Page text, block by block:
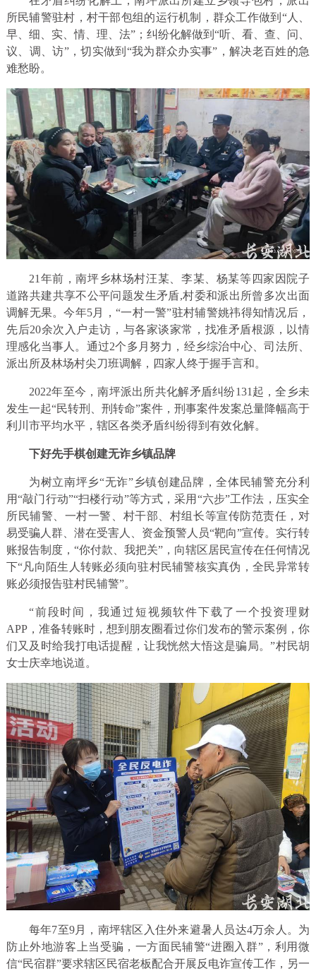
所民辅警驻村，村干部包组的运行机制，群众工作做到“人、
早、细、实、情、理、法”；纠纷化解做到“听、看、查、问、
议、调、访”，切实做到“我为群众办实事”，解决老百姓的急
难愁盼。
21年前，南坪乡林场村汪某、李某、杨某等四家因院子
道路共建共享不公平问题发生矛盾,村委和派出所曾多次出面
调解无果。今年5月，“一村一警”驻村辅警姚祎得知情况后，
先后20余次入户走访，与各家谈家常，找准矛盾根源，以情
理感化当事人。通过2个多月努力，经乡综治中心、司法所、
派出所及林场村尖刀班调解，四家人终于握手言和。
2022年至今，南坪派出所共化解矛盾纠纷131起，全乡未
发生一起“民转刑、刑转命”案件，刑事案件发案总量降幅高于
利川市平均水平，辖区各类矛盾纠纷得到有效化解。
下好先手棋创建无诈乡镇品牌
为树立南坪乡“无诈”乡镇创建品牌，全体民辅警充分利
用“敲门行动”“扫楼行动”等方式，采用“六步”工作法，压实全
所民辅警、一村一警、村干部、村组长等宣传防范责任，对
易受骗人群、潜在受害人、资金预警人员“靶向”宣传。实行转
账报告制度，“你付款、我把关”，向辖区居民宣传在任何情况
下“凡向陌生人转账必须向驻村民辅警核实真伪，全民异常转
账必须报告驻村民辅警”。
“前段时间，我通过短视频软件下载了一个投资理财
APP，准备转账时，想到朋友圈看过你们发布的警示案例，你
们又及时给我打电话提醒，让我恍然大悟这是骗局。”村民胡
女士庆幸地说道。
每年7至9月，南坪辖区入住外来避暑人员达4万余人。为
防止外地游客上当受骗，一方面民辅警“进圈入群”，利用微
信“民宿群”要求辖区民宿老板配合开展反电诈宣传工作，另一